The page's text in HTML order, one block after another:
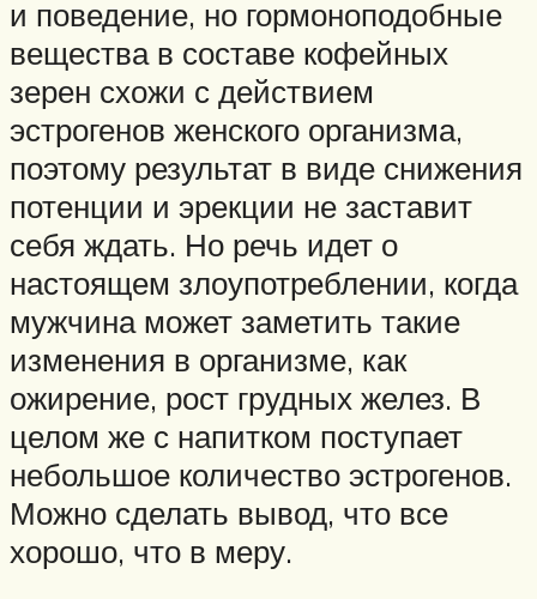
и поведение, но гормоноподобные
вещества в составе кофейных
зерен схожи с действием
эстрогенов женского организма,
поэтому результат в виде снижения
потенции и эрекции не заставит
себя ждать. Но речь идет о
настоящем злоупотреблении, когда
мужчина может заметить такие
изменения в организме, как
ожирение, рост грудных желез. В
целом же с напитком поступает
небольшое количество эстрогенов.
Можно сделать вывод, что все
хорошо, что в меру.